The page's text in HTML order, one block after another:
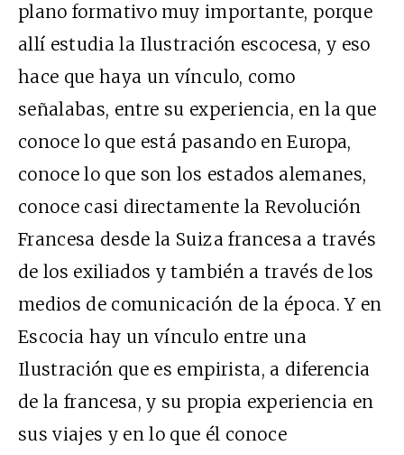
plano formativo muy importante, porque
allí estudia la Ilustración escocesa, y eso
hace que haya un vínculo, como
señalabas, entre su experiencia, en la que
conoce lo que está pasando en Europa,
conoce lo que son los estados alemanes,
conoce casi directamente la Revolución
Francesa desde la Suiza francesa a través
de los exiliados y también a través de los
medios de comunicación de la época. Y en
Escocia hay un vínculo entre una
Ilustración que es empirista, a diferencia
de la francesa, y su propia experiencia en
sus viajes y en lo que él conoce